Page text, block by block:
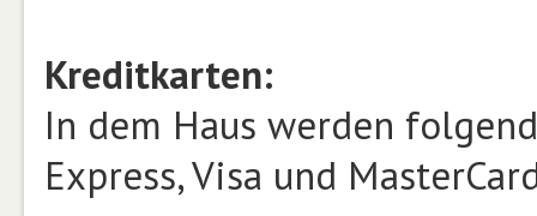
Kreditkarten:
In dem Haus werden
Express, Visa und